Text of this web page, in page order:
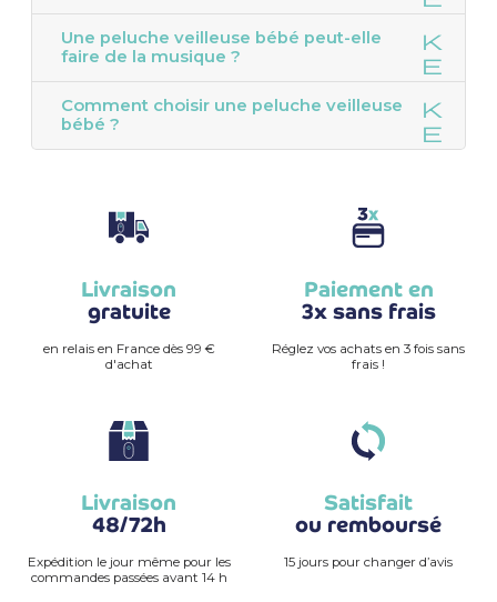
Une peluche veilleuse bébé peut-elle
faire de la musique ?
Comment choisir une peluche veilleuse
bébé ?
Livraison
gratuite
en relais en France dès 99 €
d'achat
Paiement en
3x sans frais
Réglez vos achats en 3 fois sans
frais !
Livraison
48/72h
Expédition le jour même pour les
commandes passées avant 14 h
Satisfait
ou remboursé
15 jours pour changer d’avis